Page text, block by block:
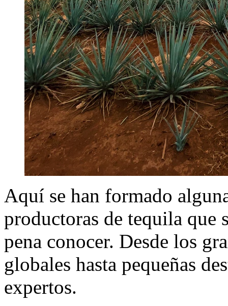
Aquí se han formado
productoras de tequila que
pena conocer. Desde los
globales hasta pequeñas
expertos.